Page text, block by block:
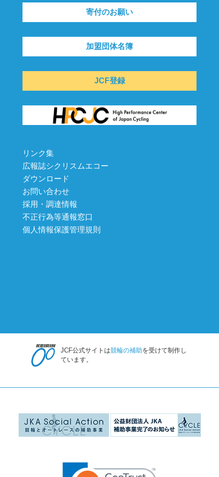
寄付のお願い
加盟団体名簿
JCF登録
リンク集
広報誌シクリスムエコー
ダウンロード
お問い合わせ
採用・調達情報
不正行為等通報窓口
個人情報保護管理規則
JCF公式サイトは競輪の補助を受けて制作し
ています。